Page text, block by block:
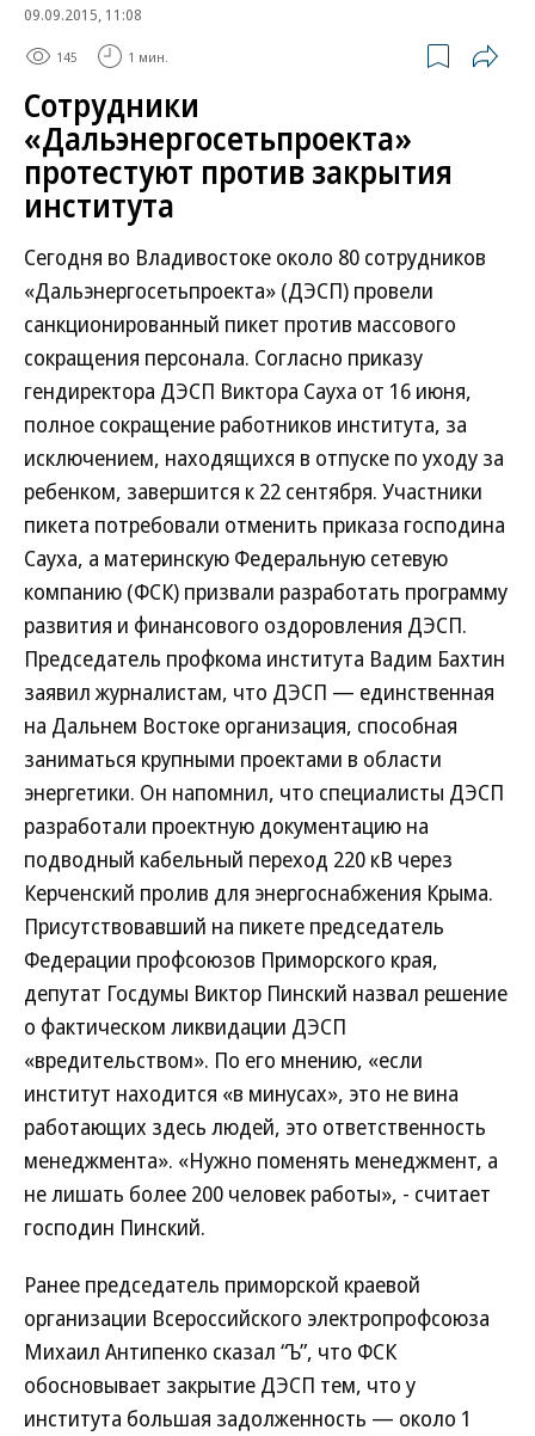
09.09.2015, 11:08
145 1 мин.
Сотрудники
«Дальэнергосетьпроекта»
протестуют против закрытия
института
Сегодня во Владивостоке около 80 сотрудников
«Дальэнергосетьпроекта» (ДЭСП) провели
санкционированный пикет против массового
сокращения персонала. Согласно приказу
гендиректора ДЭСП Виктора Сауха от 16 июня,
полное сокращение работников института, за
исключением, находящихся в отпуске по уходу за
ребенком, завершится к 22 сентября. Участники
пикета потребовали отменить приказа господина
Сауха, а материнскую Федеральную сетевую
компанию (ФСК) призвали разработать программу
развития и финансового оздоровления ДЭСП.
Председатель профкома института Вадим Бахтин
заявил журналистам, что ДЭСП — единственная
на Дальнем Востоке организация, способная
заниматься крупными проектами в области
энергетики. Он напомнил, что специалисты ДЭСП
разработали проектную документацию на
подводный кабельный переход 220 кВ через
Керченский пролив для энергоснабжения Крыма.
Присутствовавший на пикете председатель
Федерации профсоюзов Приморского края,
депутат Госдумы Виктор Пинский назвал решение
о фактическом ликвидации ДЭСП
«вредительством». По его мнению, «если
институт находится «в минусах», это не вина
работающих здесь людей, это ответственность
менеджмента». «Нужно поменять менеджмент, а
не лишать более 200 человек работы», - считает
господин Пинский.
Ранее председатель приморской краевой
организации Всероссийского электропрофсоюза
Михаил Антипенко сказал “Ъ”, что ФСК
обосновывает закрытие ДЭСП тем, что у
института большая задолженность — около 1